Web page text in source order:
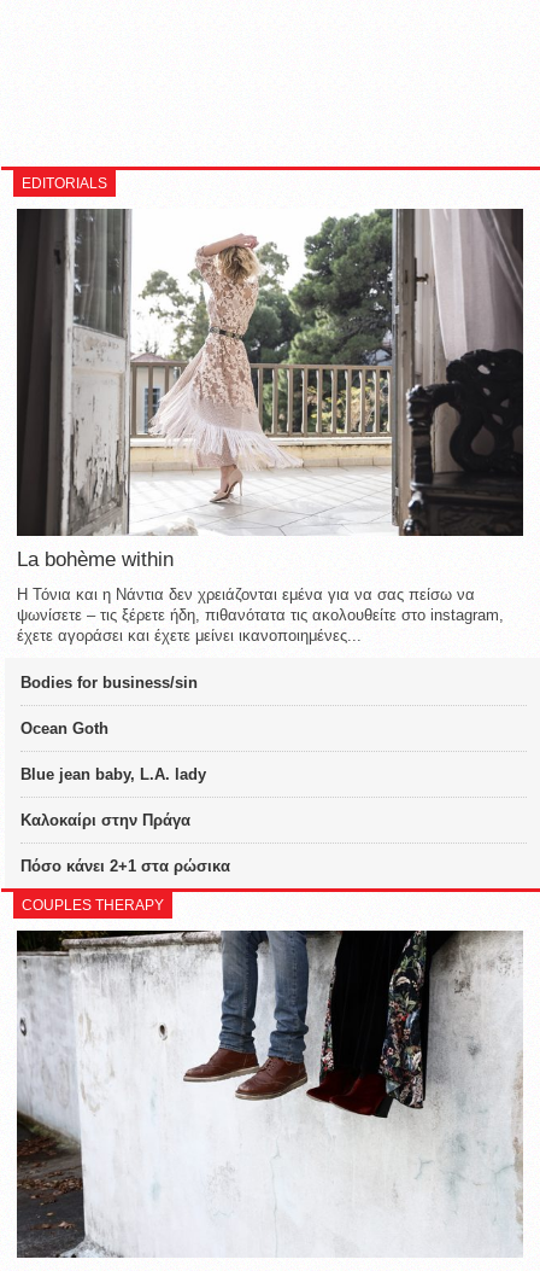
EDITORIALS
La bohème within
Η Τόνια και η Νάντια δεν χρειάζονται εμένα για να σας πείσω να
ψωνίσετε – τις ξέρετε ήδη, πιθανότατα τις ακολουθείτε στο instagram,
έχετε αγοράσει και έχετε μείνει ικανοποιημένες...
Bodies for business/sin
Ocean Goth
Blue jean baby, L.A. lady
Καλοκαίρι στην Πράγα
Πόσο κάνει 2+1 στα ρώσικα
COUPLES THERAPY